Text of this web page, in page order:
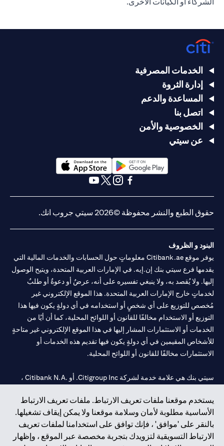
يستخدم موقعنا ملفات تعريف الارتباط. ملفات تعريف الارتباط
الأساسية مطلوبة لأمان وسلامة موقعنا ولا يمكن إيقاف تشغيلها.
بالنقر على 'موافق' ، فإنك توافق على استخدامنا لملفات تعريف
الارتباط التسويقية لتزويدك بتجربة مخصصة عبر الموقع ، وإظهار
الخدمات المصرفية
إدارة الثروة
المساعدة والدعم
اتصل بنا
الخصوصية والأمن
عن سيتي
(opens in a new tab)
حقوق الطبع والنشر محفوظة ©2026 سيتي جروب انك.
البنود و الظروف
يوفر موقع Citibank.ae معلوماتٍ حول الحسابات والخدمات المالية التي
يقدمها فرع سيتي بنك إن.إيه. في الإمارات العربية المتحدة، ويتيح الوصول
إليها. ولا يُقصد به، ولا ينبغي تفسيره على أنه، عرضٌ أو دعوةٌ أو طلبٌ
لخدماتٍ خارج الإمارات العربية المتحدة. هذا الموقع الإلكتروني غير
مُخصص للتوزيع على أي شخصٍ أو استخدامه في أي دولةٍ يكون فيها هذا
التوزيع أو الاستخدام مخالفًا للقانون أو اللوائح المحلية، كما أن أيًا من
الخدمات أو الاستثمارات المشار إليها في هذا الموقع الإلكتروني غير متاحةٍ
للأشخاص المقيمين في أي دولةٍ يكون فيها تقديم هذه الخدمات أو
الاستثمارات مخالفًا للقانون أو اللوائح المحلية.
سيتي بنك هي علامة خدمة لشركة Citigroup Inc. أو .Citibank N.A ،
سيتي بنك إن. إيه. الإمارات مسجل لدى مصرف الإمارات المركزي تحت
أرقام التراخيص 202563 لفرع الوصل في دبي، 531989 لفرع مول
الإمارات في دبي، وCN-1002019لفرع أبوظبي. هاتف: 4000 311 04.